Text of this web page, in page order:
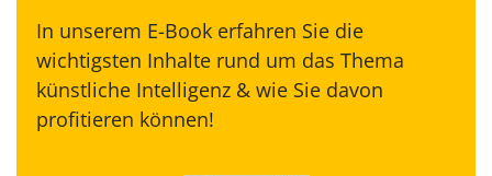
In unserem E-Book erfahren Sie die
wichtigsten Inhalte rund um das Thema
künstliche Intelligenz & wie Sie davon
profitieren können!